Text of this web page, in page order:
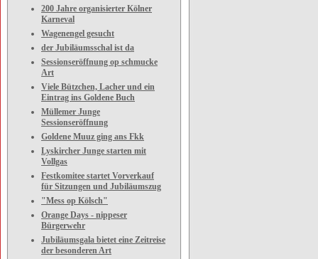
200 Jahre organisierter Kölner
Karneval
Wagenengel gesucht
der Jubiläumsschal ist da
Sessionseröffnung op schmucke
Art
Viele Bützchen, Lacher und ein
Eintrag ins Goldene Buch
Müllemer Junge
Sessionseröffnung
Goldene Muuz ging ans Fkk
Lyskircher Junge starten mit
Vollgas
Festkomitee startet Vorverkauf
für Sitzungen und Jubiläumszug
"Mess op Kölsch"
Orange Days - nippeser
Bürgerwehr
Jubiläumsgala bietet eine Zeitreise
der besonderen Art